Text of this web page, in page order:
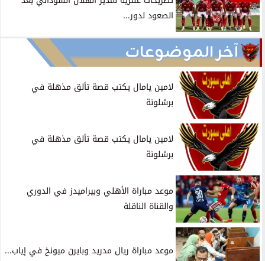
الصعود لدور...
آخر الموضوعات
لامين يامال يكتب قصة تألق مذهلة في
برشلونة
لامين يامال يكتب قصة تألق مذهلة في
برشلونة
موعد مباراة الأهلي وبيراميدز في الدوري
والقناة الناقلة
موعد مباراة ريال مدريد وبايرن ميونخ في إياب...